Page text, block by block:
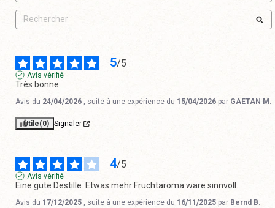
5/5
Avis vérifié
Très bonne
Avis du 24/04/2026 , suite à une expérience du 15/04/2026 par GAETAN M.
Utile(0) Signaler
4/5
Avis vérifié
Eine gute Destille. Etwas mehr Fruchtaroma wäre sinnvoll.
Avis du 17/12/2025 , suite à une expérience du 16/11/2025 par Bernd B.